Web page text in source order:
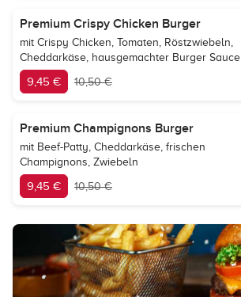
Premium Crispy Chicken Burger
mit Crispy Chicken, Tomaten, Röstzwiebeln,
Cheddarkäse, hausgemachter Burger Sauce
9,45 € 10,50 €
Premium Champignons Burger
mit Beef-Patty, Cheddarkäse, frischen
Champignons, Zwiebeln
9,45 € 10,50 €